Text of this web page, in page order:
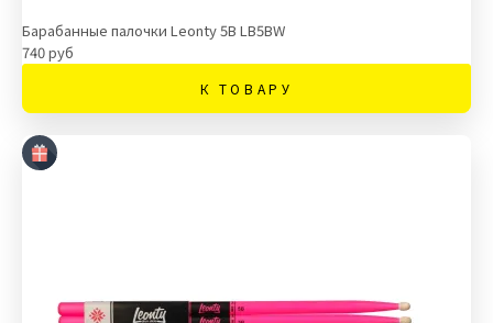
Барабанные палочки Leonty 5B LB5BW
740 руб
К ТОВАРУ